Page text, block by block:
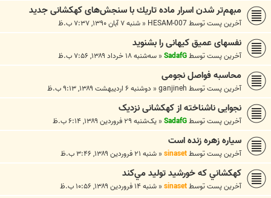
مبهم‌تر شدن اسرار ماده تاريك با سنجش‌های كهكشانی جديد
آخرین پست توسطHESAM-007
« شنبه ۷ آبان ۱۳۹۰, ۷:۳۷ ب.ظ
نفسهای عمیق کیهانی را بشنوید
آخرین پست توسطSadafG
« سه‌شنبه ۱۸ خرداد ۱۳۸۹, ۷:۵۶ ب.ظ
محاسبه فواصل نجومی
آخرین پست توسطganjineh
« دوشنبه ۶ اردیبهشت ۱۳۸۹, ۹:۱۳ ب.ظ
نجوایی ناشناخته از کهکشانی نزدیک
آخرین پست توسطSadafG
« یک‌شنبه ۲۹ فروردین ۱۳۸۹, ۶:۱۴ ب.ظ
سياره زهره زنده است
آخرین پست توسطsinaset
« شنبه ۲۱ فروردین ۱۳۸۹, ۳:۴۶ ب.ظ
کهکشاني که خورشيد توليد مي‌کند
آخرین پست توسطsinaset
« شنبه ۱۴ فروردین ۱۳۸۹, ۱۰:۵۶ ب.ظ